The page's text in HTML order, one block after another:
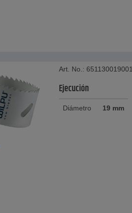
Art. No.: 651130019001
Ejecución
Diámetro 19 mm